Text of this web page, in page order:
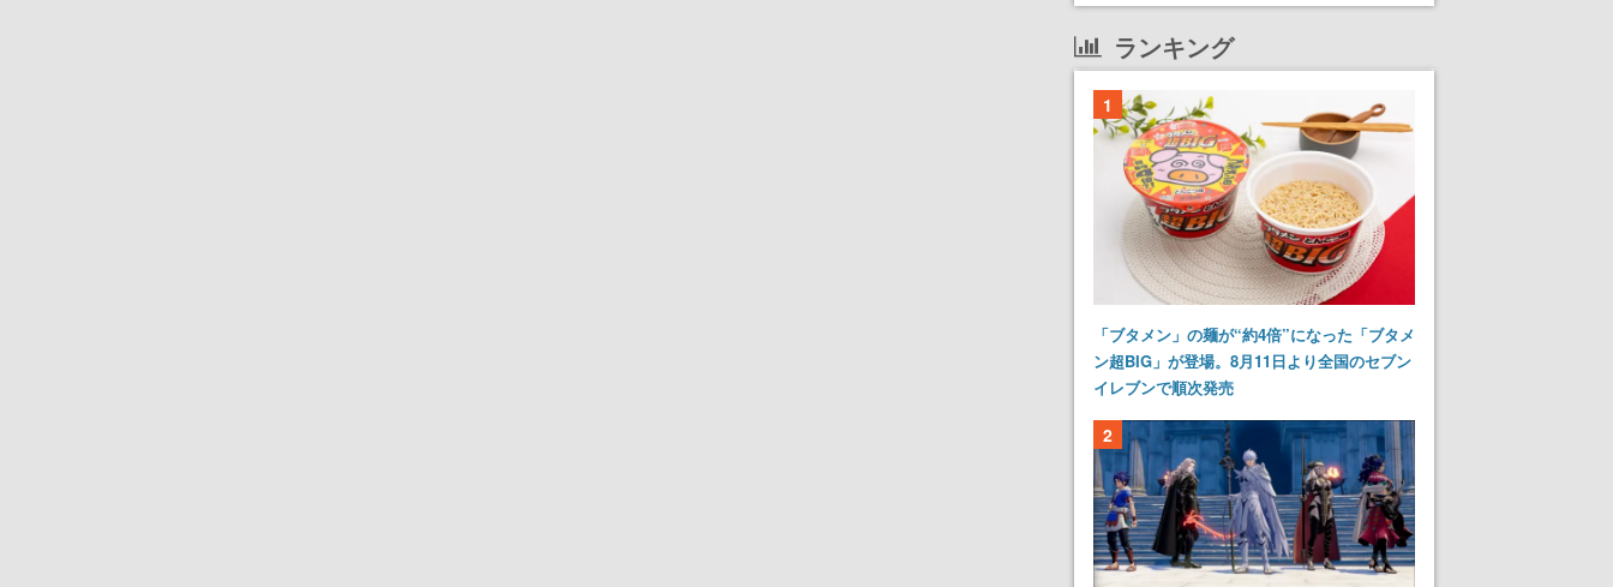
ランキング
1
「ブタメン」の麺が“約4倍”になった「ブタメ
ン超BIG」が登場。8月11日より全国のセブン
イレブンで順次発売
2